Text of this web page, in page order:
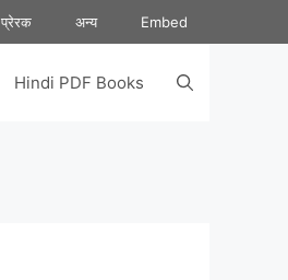
प्रेरक अन्य Embed
Hindi PDF Books